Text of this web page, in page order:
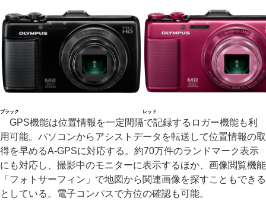
ブラック レッド
GPS機能は位置情報を一定間隔で記録するロガー機能も利
用可能。パソコンからアシストデータを転送して位置情報の取
得を早めるA-GPSに対応する。約70万件のランドマーク表示
にも対応し、撮影中のモニターに表示するほか、画像閲覧機能
「フォトサーフィン」で地図から関連画像を探すこともできる
としている。電子コンパスで方位の確認も可能。